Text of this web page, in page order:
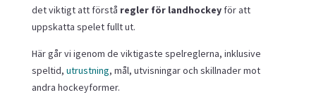
det viktigt att förstå regler för landhockeyför att
uppskatta spelet fullt ut.
Här går vi igenom de viktigaste spelreglerna, inklusive
speltid, utrustning, mål, utvisningar och skillnader mot
andra hockeyformer.